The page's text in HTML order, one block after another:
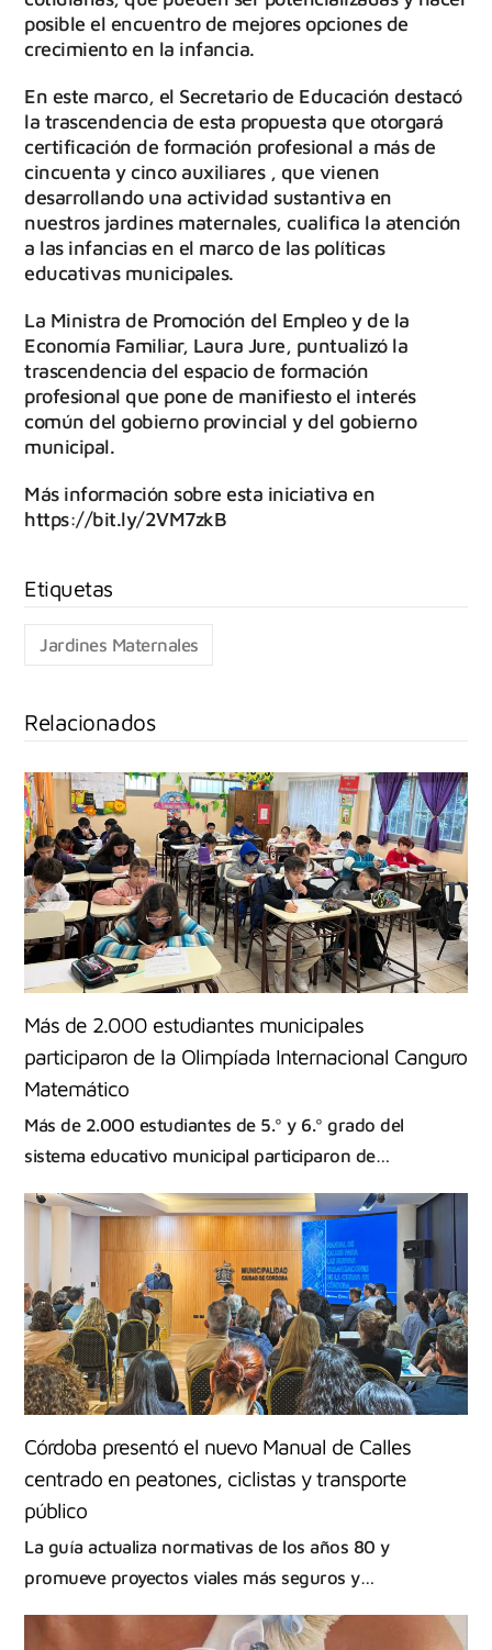
posible el encuentro de mejores opciones de
crecimiento en la infancia.
En este marco, el Secretario de Educación destacó
la trascendencia de esta propuesta que otorgará
certificación de formación profesional a más de
cincuenta y cinco auxiliares , que vienen
desarrollando una actividad sustantiva en
nuestros jardines maternales, cualifica la atención
a las infancias en el marco de las políticas
educativas municipales.
La Ministra de Promoción del Empleo y de la
Economía Familiar, Laura Jure, puntualizó la
trascendencia del espacio de formación
profesional que pone de manifiesto el interés
común del gobierno provincial y del gobierno
municipal.
Más información sobre esta iniciativa en
https://bit.ly/2VM7zkB
Jardines Maternales
Relacionados
Más de 2.000 estudiantes municipales
participaron de la Olimpíada Internacional Canguro
Matemático
Más de 2.000 estudiantes de 5.º y 6.º grado del
sistema educativo municipal participaron de…
Córdoba presentó el nuevo Manual de Calles
centrado en peatones, ciclistas y transporte
público
La guía actualiza normativas de los años 80 y
promueve proyectos viales más seguros y…